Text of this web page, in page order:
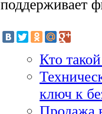
поддерживает
Кто
ключ к